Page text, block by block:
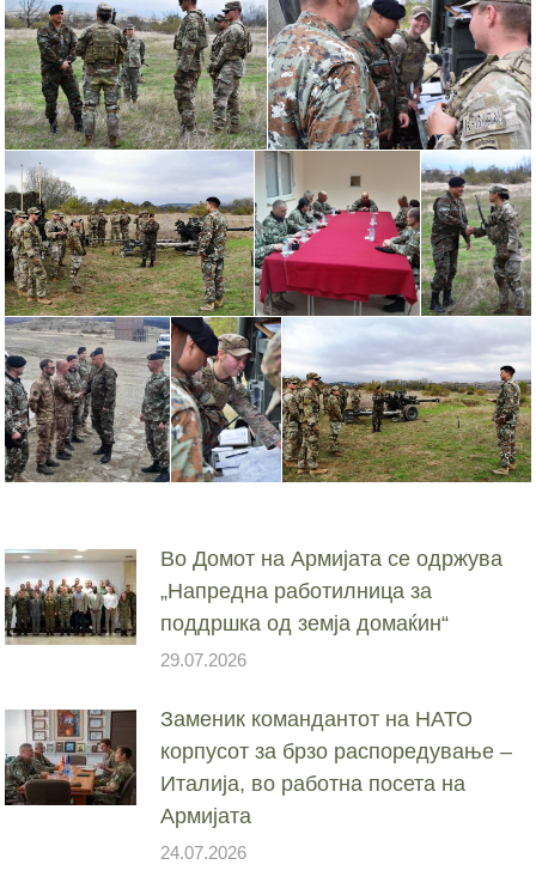
Во Домот на Армијата се одржува
„Напредна работилница за
поддршка од земја домаќин“
29.07.2026
Заменик командантот на НАТО
корпусот за брзо распоредување –
Италија, во работна посета на
Армијата
24.07.2026